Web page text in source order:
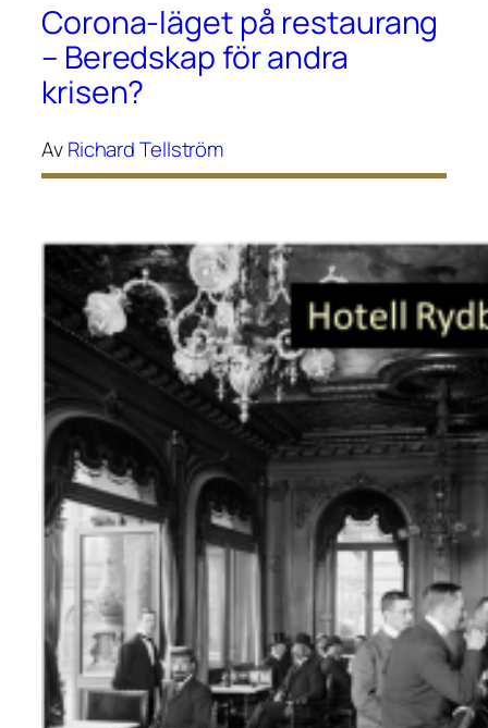
Corona-läget på restaurang
– Beredskap för andra
krisen?
AvRichard Tellström